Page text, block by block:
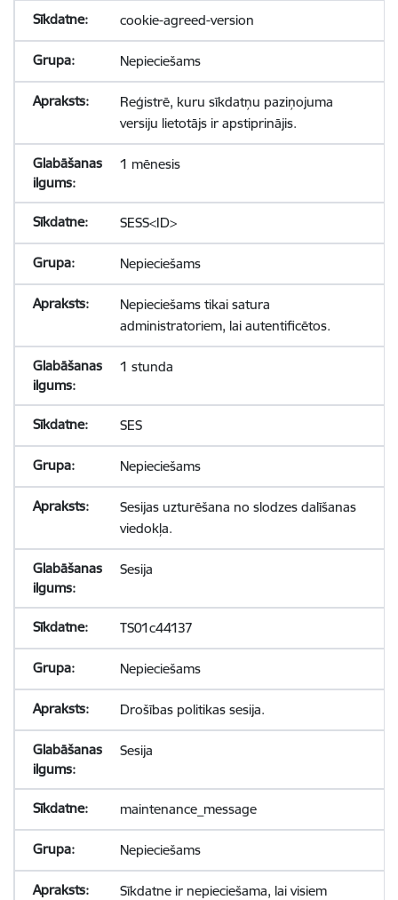
cookie-agreed-version
Nepieciešams
Reģistrē, kuru sīkdatņu paziņojuma
versiju lietotājs ir apstiprinājis.
1 mēnesis
SESS<ID>
Nepieciešams
Nepieciešams tikai satura
administratoriem, lai autentificētos.
1 stunda
SES
Nepieciešams
Sesijas uzturēšana no slodzes dalīšanas
viedokļa.
Sesija
TS01c44137
Nepieciešams
Drošības politikas sesija.
Sesija
maintenance_message
Nepieciešams
Sīkdatne ir nepieciešama, lai visiem